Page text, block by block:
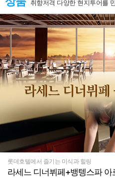
취향저격 다양한 현지투어를
롯데호텔에서 즐기는 미식과 힐링
라세느 디너뷔페+뱅텡스파